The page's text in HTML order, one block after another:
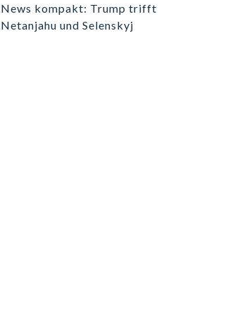
News kompakt: Trump trifft
Netanjahu und Selenskyj